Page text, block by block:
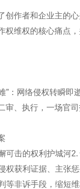
创作者和企业主的
维权的核心痛点
”：网络侵权转瞬即
审、执行，一场官
可击的权利护城河
权获利证据、主张
等非诉手段，缩短